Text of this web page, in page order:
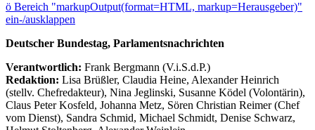
ö Bereich "markupOutput(format=HTML, markup=Herausgeber)"
ein-/ausklappen
Deutscher Bundestag, Parlamentsnachrichten
Verantwortlich: Frank Bergmann (V.i.S.d.P.)
Redaktion: Lisa Brüßler, Claudia Heine, Alexander Heinrich
(stellv. Chefredakteur), Nina Jeglinski, Susanne Ködel (Volontärin),
Claus Peter Kosfeld, Johanna Metz, Sören Christian Reimer (Chef
vom Dienst), Sandra Schmid, Michael Schmidt, Denise Schwarz,